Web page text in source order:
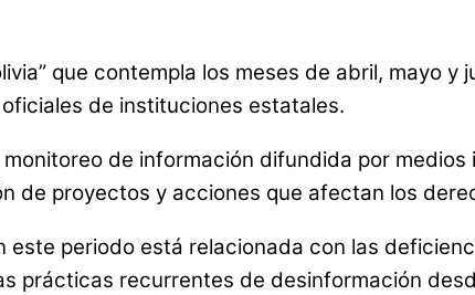
que contempla los meses de abril, mayo
de instituciones estatales.
de información difundida por
de proyectos y acciones que afectan los
este periodo está relacionada con las
prácticas recurrentes de desinformación